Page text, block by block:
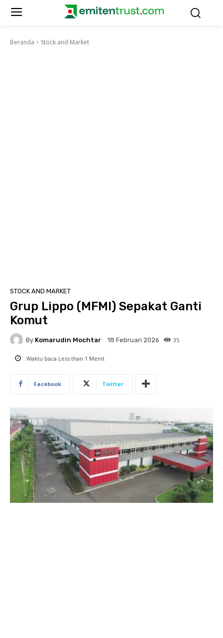
Beranda Stock and Market
STOCK AND MARKET
Grup Lippo (MFMI) Sepakat Ganti
Komut
By Komarudin Mochtar 18 Februari 2026 35
: Waktu baca Less than 1 Menit
Facebook Twitter